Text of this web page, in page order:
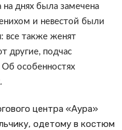
днях была замечена
и невестой были
все также женят
другие, подчас
особенностях
центра «Аура»
одетому в костюм